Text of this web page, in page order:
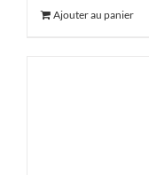
Ajouter au panier